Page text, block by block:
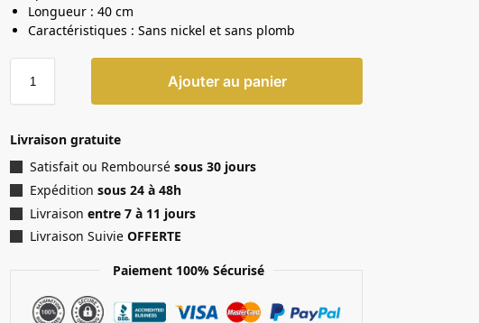
Longueur : 40 cm
Caractéristiques : Sans nickel et sans plomb
Ajouter au panier
Livraison gratuite
Satisfait ou Remboursésous 30 jours
Expédition sous 24 à 48h
Livraisonentre 7 à 11 jours
Livraison SuivieOFFERTE
Paiement 100% Sécurisé